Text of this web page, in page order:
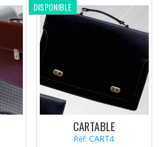
CARTABLE
Réf: CART4
DISPONIBLE